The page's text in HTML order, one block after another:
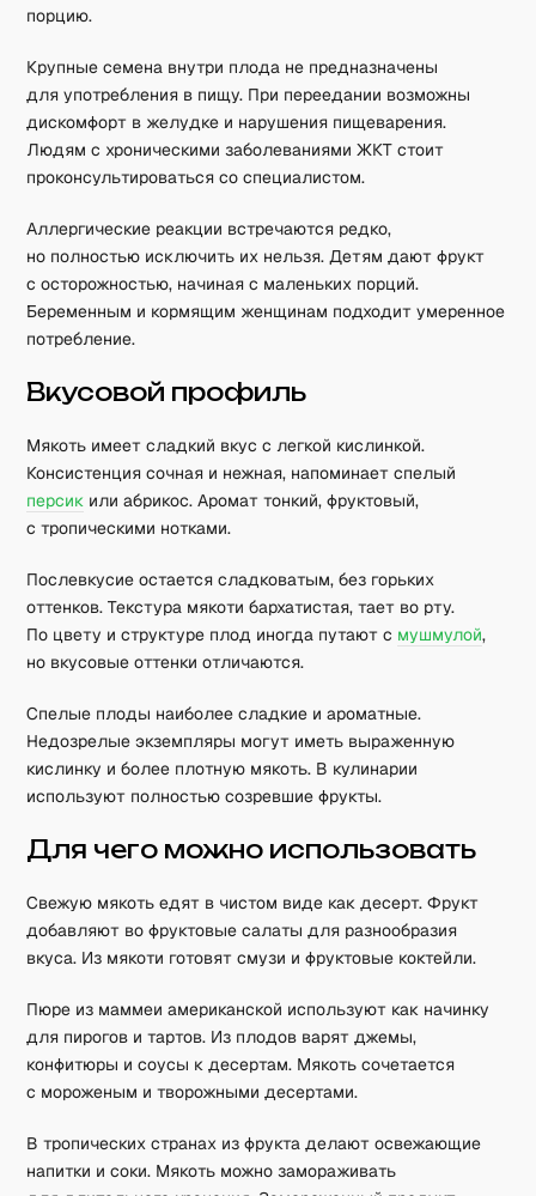
порцию.
Крупные семена внутри плода не предназначены
для употребления в пищу. При переедании возможны
дискомфорт в желудке и нарушения пищеварения.
Людям с хроническими заболеваниями ЖКТ стоит
проконсультироваться со специалистом.
Аллергические реакции встречаются редко,
но полностью исключить их нельзя. Детям дают фрукт
с осторожностью, начиная с маленьких порций.
Беременным и кормящим женщинам подходит умеренное
потребление.
Вкусовой профиль
Мякоть имеет сладкий вкус с легкой кислинкой.
Консистенция сочная и нежная, напоминает спелый
персик или абрикос. Аромат тонкий, фруктовый,
с тропическими нотками.
Послевкусие остается сладковатым, без горьких
оттенков. Текстура мякоти бархатистая, тает во рту.
По цвету и структуре плод иногда путают с мушмулой,
но вкусовые оттенки отличаются.
Спелые плоды наиболее сладкие и ароматные.
Недозрелые экземпляры могут иметь выраженную
кислинку и более плотную мякоть. В кулинарии
используют полностью созревшие фрукты.
Для чего можно использовать
Свежую мякоть едят в чистом виде как десерт. Фрукт
добавляют во фруктовые салаты для разнообразия
вкуса. Из мякоти готовят смузи и фруктовые коктейли.
Пюре из маммеи американской используют как начинку
для пирогов и тартов. Из плодов варят джемы,
конфитюры и соусы к десертам. Мякоть сочетается
с мороженым и творожными десертами.
В тропических странах из фрукта делают освежающие
напитки и соки. Мякоть можно замораживать